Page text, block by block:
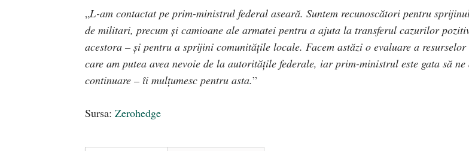
„L-am contactat pe prim-ministrul federal aseară. Suntem recunoscători pentru
de militari, precum și camioane ale armatei pentru a ajuta la transferul cazurilor
acestora – și pentru a sprijini comunitățile locale. Facem astăzi o evaluare a resurselor
care am putea avea nevoie de la autoritățile federale, iar prim-ministrul este gata să
continuare – îi mulțumesc pentru asta.”
Sursa: Zerohedge